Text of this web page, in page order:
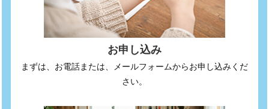
お申し込み
まずは、お電話または、メールフォームからお申し込みくだ
さい。